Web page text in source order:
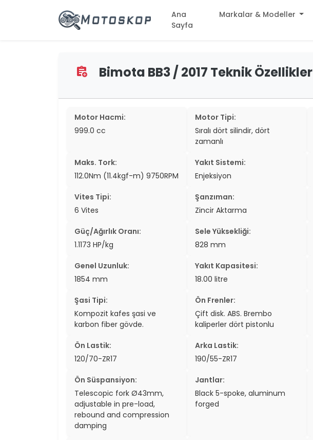
Ana
Sayfa
Markalar & Modeller
two_wheeler
two_wheeler
two_wheeler
two_wheeler
two_wheeler
two_wheeler
grid_view
search
assignment_add Bimota BB3 / 2017 Teknik Özellikler
Motor Hacmi:
999.0 cc
Motor Tipi:
Sıralı dört silindir, dört
zamanlı
Maks. Tork:
112.0Nm (11.4kgf-m) 9750RPM
Yakıt Sistemi:
Enjeksiyon
Vites Tipi:
6 Vites
Şanzıman:
Zincir Aktarma
Güç/Ağırlık Oranı:
1.1173 HP/kg
Sele Yüksekliği:
828 mm
Genel Uzunluk:
1854 mm
Yakıt Kapasitesi:
18.00 litre
Şasi Tipi:
Kompozit kafes şasi ve
karbon fiber gövde.
Ön Frenler:
Çift disk. ABS. Brembo
kaliperler dört pistonlu
Ön Lastik:
120/70-ZR17
Arka Lastik:
190/55-ZR17
Ön Süspansiyon:
Telescopic fork Ø43mm,
adjustable in pre-load,
rebound and compression
damping
Jantlar:
Black 5-spoke, aluminum
forged